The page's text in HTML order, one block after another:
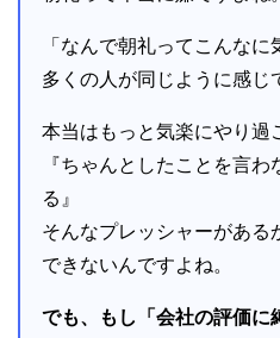
「なんで朝礼ってこんなに
多くの人が同じように感じ
本当はもっと気楽にやり過
『ちゃんとしたことを言
る』
そんなプレッシャーがある
できないんですよね。
でも、もし「会社の評価に